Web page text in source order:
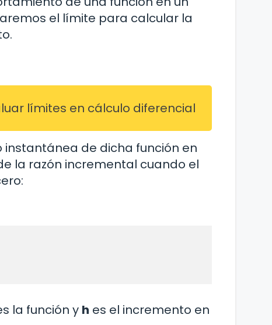
el límite para calcular la
límites en cálculo diferencial
de dicha función en
la razón incremental cuando el
la función y h es el incremento en